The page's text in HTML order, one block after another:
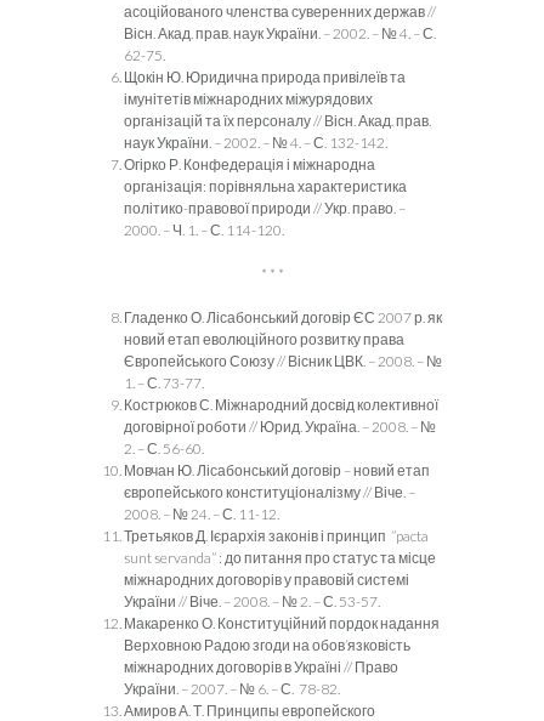
асоційованого членства суверенних держав //
Вісн. Акад. прав. наук України. – 2002. – № 4. – С.
62-75.
Щокін Ю. Юридична природа привілеїв та
імунітетів міжнародних міжурядових
організацій та їх персоналу // Вісн. Акад. прав.
наук України. – 2002. – № 4. – С. 132-142.
Огірко Р. Конфедерація і міжнародна
організація: порівняльна характеристика
політико-правової природи // Укр. право. –
2000. – Ч. 1. – С. 114-120.
* * *
Гладенко О. Лісабонський договір ЄС 2007 р. як
новий етап еволюційного розвитку права
Європейського Союзу // Вісник ЦВК. – 2008. – №
1. – С. 73-77.
Кострюков С. Міжнародний досвід колективної
договірної роботи // Юрид. Україна. – 2008. – №
2. – С. 56-60.
Мовчан Ю. Лісабонський договір – новий етап
європейського конституціоналізму // Віче. –
2008. – № 24. – С. 11-12.
Третьяков Д. Ієрархія законів і принцип ”pacta
sunt servanda” : до питання про статус та місце
міжнародних договорів у правовій системі
України // Віче. – 2008. – № 2. – С. 53-57.
Макаренко О. Конституційний пордок надання
Верховною Радою згоди на обов’язковість
міжнародних договорів в Україні // Право
України. – 2007. – № 6. – С. 78-82.
Амиров А. Т. Принципы европейского